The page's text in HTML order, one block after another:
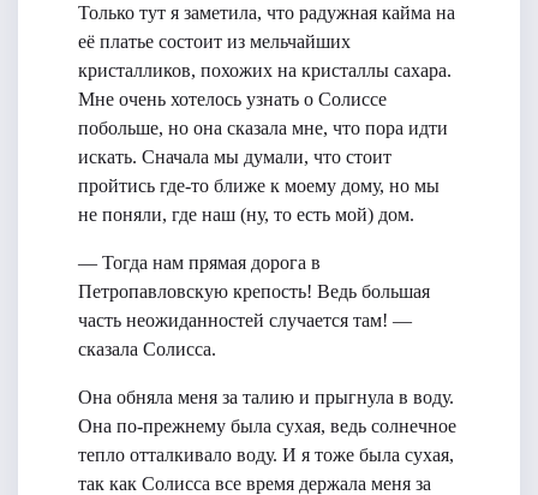
Только тут я заметила, что радужная кайма на
её платье состоит из мельчайших
кристалликов, похожих на кристаллы сахара.
Мне очень хотелось узнать о Солиссе
побольше, но она сказала мне, что пора идти
искать. Сначала мы думали, что стоит
пройтись где-то ближе к моему дому, но мы
не поняли, где наш (ну, то есть мой) дом.
— Тогда нам прямая дорога в
Петропавловскую крепость! Ведь большая
часть неожиданностей случается там! —
сказала Солисса.
Она обняла меня за талию и прыгнула в воду.
Она по-прежнему была сухая, ведь солнечное
тепло отталкивало воду. И я тоже была сухая,
так как Солисса все время держала меня за